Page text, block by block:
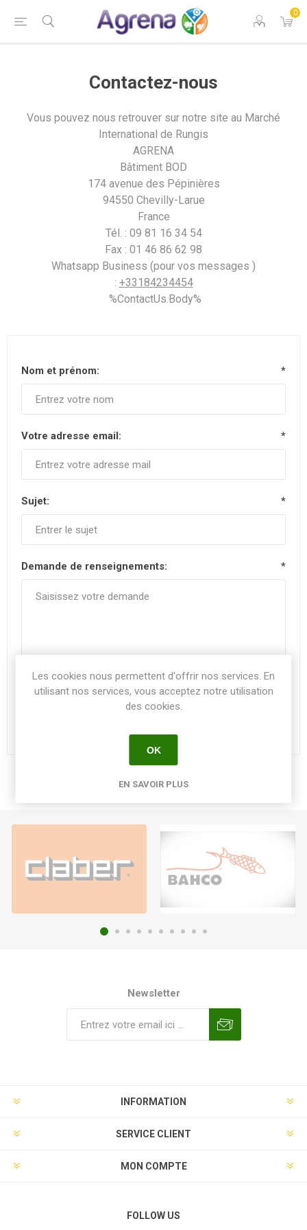
0
Contactez-nous
Vous pouvez nous retrouver sur notre site au Marché
International de Rungis
AGRENA
Bâtiment BOD
174 avenue des Pépinières
94550 Chevilly-Larue
France
Tél. : 09 81 16 34 54
Fax : 01 46 86 62 98
Whatsapp Business (pour vos messages )
: +33184234454
%ContactUs.Body%
Nom et prénom: *
Votre adresse email: *
Sujet: *
Demande de renseignements: *
ENVOYER
Newsletter
INFORMATION
SERVICE CLIENT
MON COMPTE
FOLLOW US
Les cookies nous permettent d'offrir nos services. En
utilisant nos services, vous acceptez notre utilisation
des cookies.
OK
EN SAVOIR PLUS